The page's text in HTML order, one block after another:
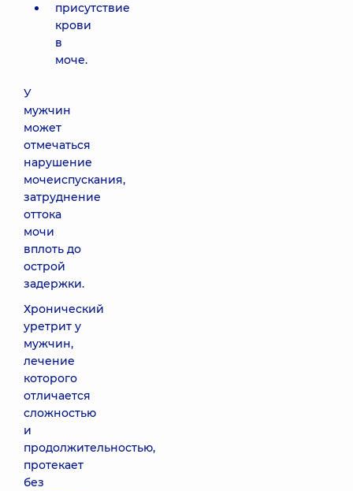
присутствие
крови
в
моче.
У
мужчин
может
отмечаться
нарушение
мочеиспускания,
затруднение
оттока
мочи
вплоть до
острой
задержки.
Хронический
уретрит у
мужчин,
лечение
которого
отличается
сложностью
и
продолжительностью,
протекает
без